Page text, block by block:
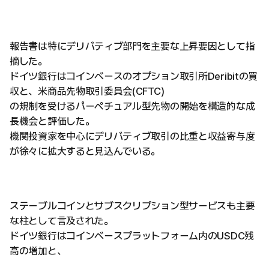
報告書は特にデリバティブ部門を主要な上昇要因として指
摘した。
ドイツ銀行はコインベースのオプション取引所Deribitの買
収と、米商品先物取引委員会(CFTC)
の規制を受けるパーペチュアル型先物の開始を構造的な成
長機会と評価した。
機関投資家を中心にデリバティブ取引の比重と収益寄与度
が徐々に拡大すると見込んでいる。
ステーブルコインとサブスクリプション型サービスも主要
な柱として言及された。
ドイツ銀行はコインベースプラットフォーム内のUSDC残
高の増加と、